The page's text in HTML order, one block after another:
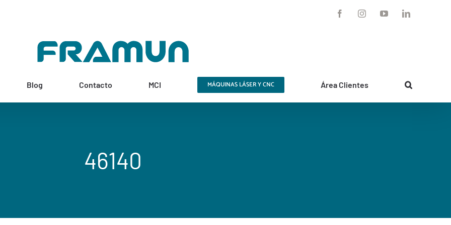
FacebookInstagramYouTubeLinkedIn
Blog Contacto MCI MÁQUINAS LÁSER Y CNC Área Clientes
46140